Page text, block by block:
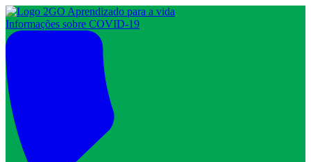
Informações sobre COVID-19